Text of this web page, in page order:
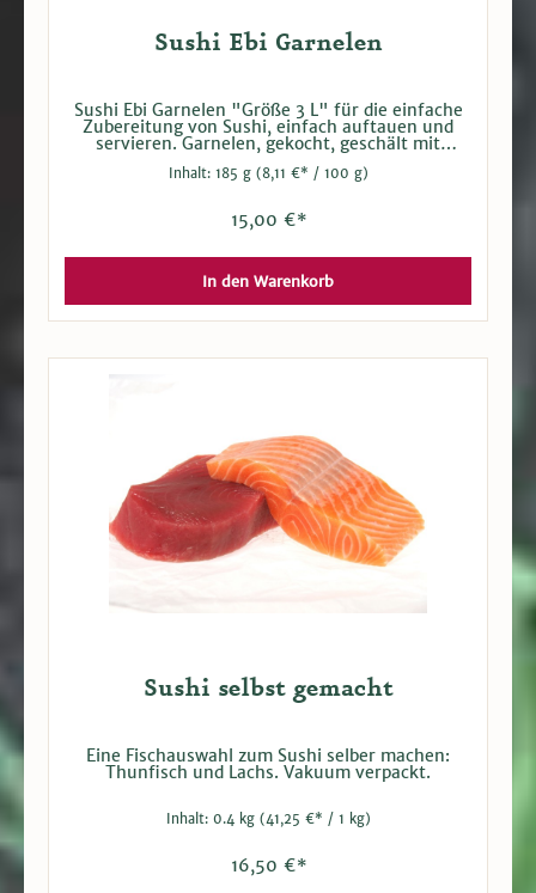
Sushi Ebi Garnelen
Sushi Ebi Garnelen "Größe 3 L" für die einfache
Zubereitung von Sushi, einfach auftauen und
servieren. Garnelen, gekocht, geschält mit
Schwanzsegment im Butterfly Schnitt. Ca. 30
Stück pro Packung. Bei Versand tiefgefroren.
Inhalt: 185 g (8,11 €* / 100 g)
15,00 €*
In den Warenkorb
Sushi selbst gemacht
Eine Fischauswahl zum Sushi selber machen:
Thunfisch und Lachs. Vakuum verpackt.
Inhalt: 0.4 kg (41,25 €* / 1 kg)
16,50 €*